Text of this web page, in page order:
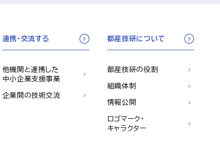
連携・交流する
他機関と連携した
中小企業支援事業
企業間の技術交流
都産技研について
都産技研の役割
組織体制
情報公開
ロゴマーク・
キャラクター